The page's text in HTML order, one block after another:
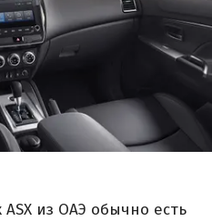
из ОАЭ обычно есть